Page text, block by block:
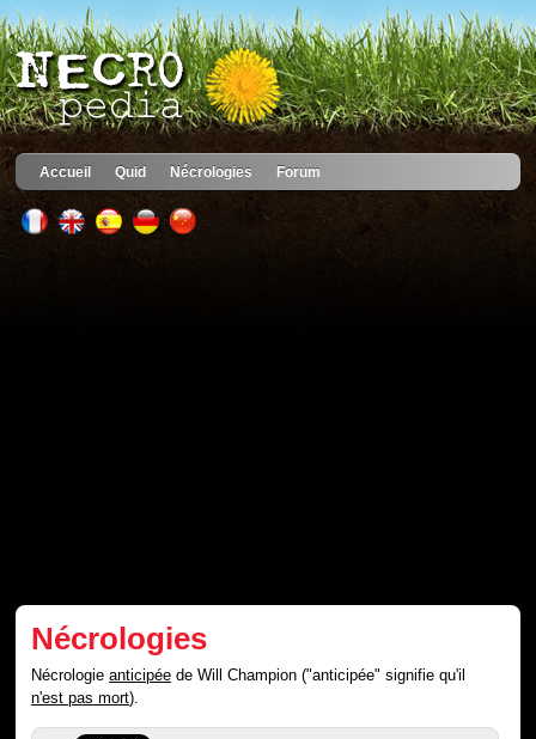
Accueil Quid Nécrologies Forum
Nécrologies
Nécrologieanticipée de Will Champion ("anticipée" signifie qu'il
n'est pas mort).